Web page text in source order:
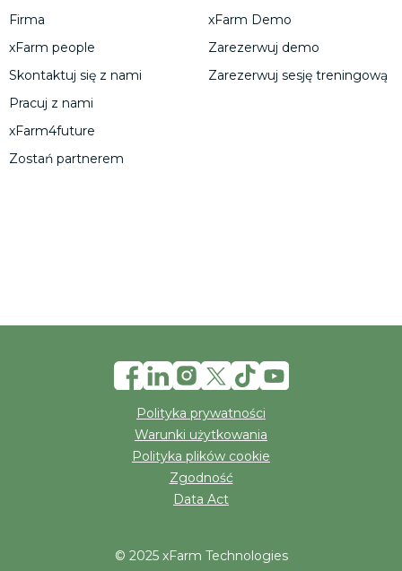
Firma
xFarm people
Skontaktuj się z nami
Pracuj z nami
xFarm4future
Zostań partnerem
xFarm Demo
Zarezerwuj demo
Zarezerwuj sesję treningową
Polityka prywatności
Warunki użytkowania
Polityka plików cookie
Zgodność
Data Act
© 2025 xFarm Technologies